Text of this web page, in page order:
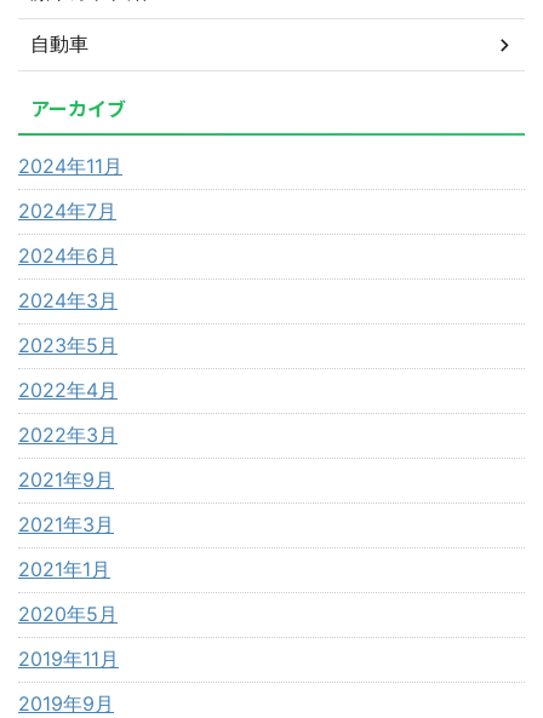
自動車
アーカイブ
2024年11月
2024年7月
2024年6月
2024年3月
2023年5月
2022年4月
2022年3月
2021年9月
2021年3月
2021年1月
2020年5月
2019年11月
2019年9月